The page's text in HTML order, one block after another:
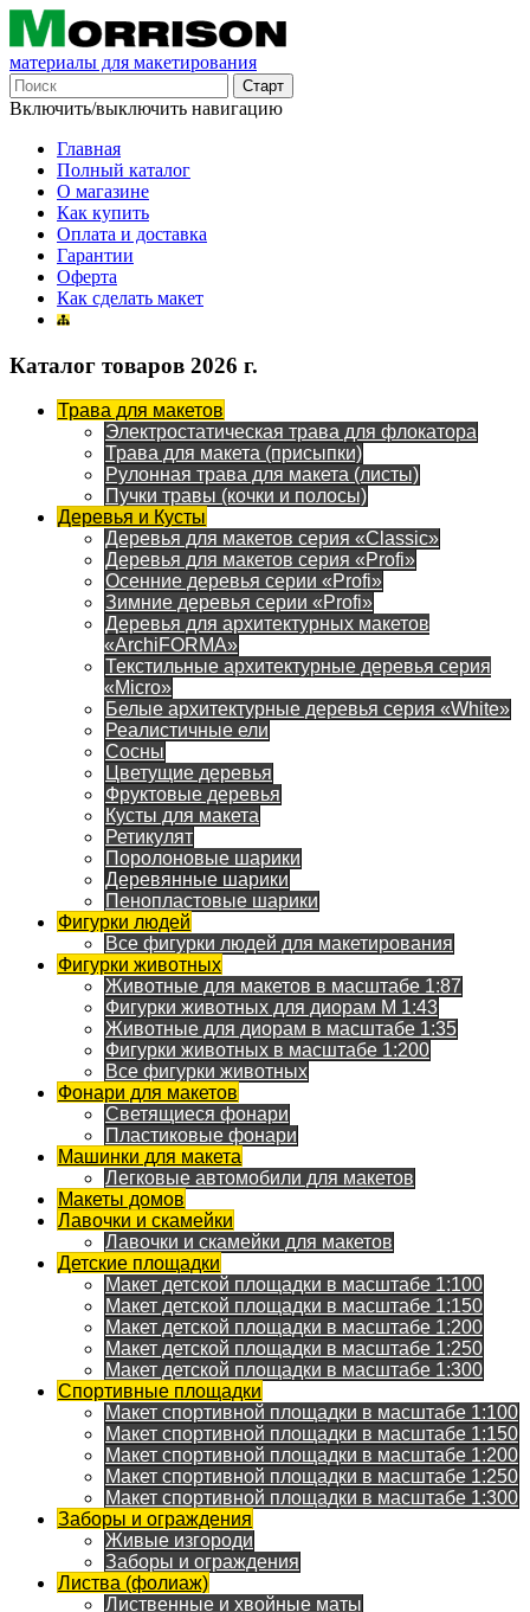
материалы для макетирования
Включить/выключить навигацию
Главная
Полный каталог
О магазине
Как купить
Оплата и доставка
Гарантии
Оферта
Как сделать макет
Каталог товаров 2026 г.
Трава для макетов
Электростатическая трава для флокатора
Трава для макета (присыпки)
Рулонная трава для макета (листы)
Пучки травы (кочки и полосы)
Деревья и Кусты
Деревья для макетов серия «Classic»
Деревья для макетов серия «Profi»
Осенние деревья серии «Profi»
Зимние деревья серии «Profi»
Деревья для архитектурных макетов
«ArchiFORMA»
Текстильные архитектурные деревья серия
«Micro»
Белые архитектурные деревья серия «White»
Реалистичные ели
Сосны
Цветущие деревья
Фруктовые деревья
Кусты для макета
Ретикулят
Поролоновые шарики
Деревянные шарики
Пенопластовые шарики
Фигурки людей
Все фигурки людей для макетирования
Фигурки животных
Животные для макетов в масштабе 1:87
Фигурки животных для диорам М 1:43
Животные для диорам в масштабе 1:35
Фигурки животных в масштабе 1:200
Все фигурки животных
Фонари для макетов
Светящиеся фонари
Пластиковые фонари
Машинки для макета
Легковые автомобили для макетов
Макеты домов
Лавочки и скамейки
Лавочки и скамейки для макетов
Детские площадки
Макет детской площадки в масштабе 1:100
Макет детской площадки в масштабе 1:150
Макет детской площадки в масштабе 1:200
Макет детской площадки в масштабе 1:250
Макет детской площадки в масштабе 1:300
Спортивные площадки
Макет спортивной площадки в масштабе 1:100
Макет спортивной площадки в масштабе 1:150
Макет спортивной площадки в масштабе 1:200
Макет спортивной площадки в масштабе 1:250
Макет спортивной площадки в масштабе 1:300
Заборы и ограждения
Живые изгороди
Заборы и ограждения
Листва (фолиаж)
Лиственные и хвойные маты